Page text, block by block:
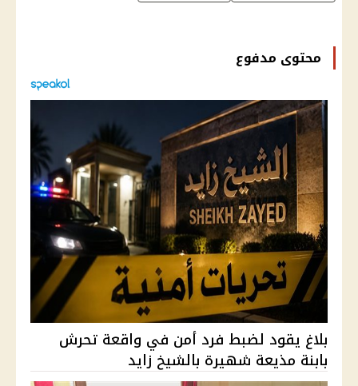
محتوى مدفوع
بلاغ يقود لضبط فرد أمن في واقعة تحرش
بابنة مذيعة شهيرة بالشيخ زايد